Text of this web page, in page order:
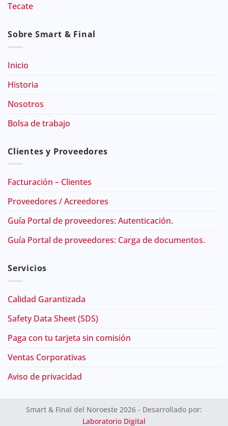
Tecate
Sobre Smart & Final
Inicio
Historia
Nosotros
Bolsa de trabajo
Clientes y Proveedores
Facturación – Clientes
Proveedores / Acreedores
Guía Portal de proveedores: Autenticación.
Guía Portal de proveedores: Carga de documentos.
Servicios
Calidad Garantizada
Safety Data Sheet (SDS)
Paga con tu tarjeta sin comisión
Ventas Corporativas
Aviso de privacidad
Smart & Final del Noroeste 2026 - Desarrollado por:
Laboratorio Digital